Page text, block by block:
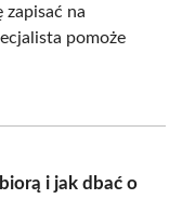
zapisać na
pomoże
i jak dbać o